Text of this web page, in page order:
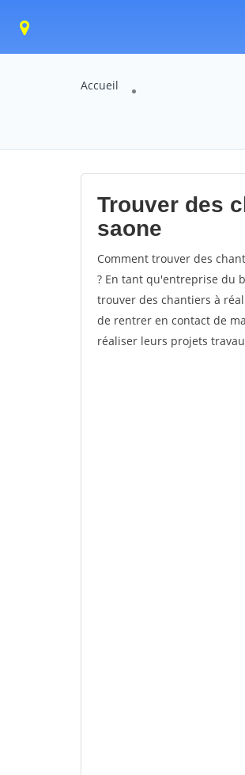
Accueil
Trouver des
saone
Comment trouver des
? En tant qu'entreprise du
trouver des chantiers à
de rentrer en contact de
réaliser leurs projets